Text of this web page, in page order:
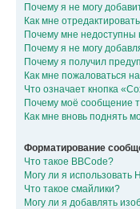
Почему я не могу
Как мне
Почему мне
Почему я не могу
Почему я получил
Как мне пожаловаться
Что означает кнопка
Почему моё сообщение
Как мне вновь поднять
Форматирование
Что такое BBCode?
Могу ли я использовать
Что такое смайлики?
Могу ли я добавлять